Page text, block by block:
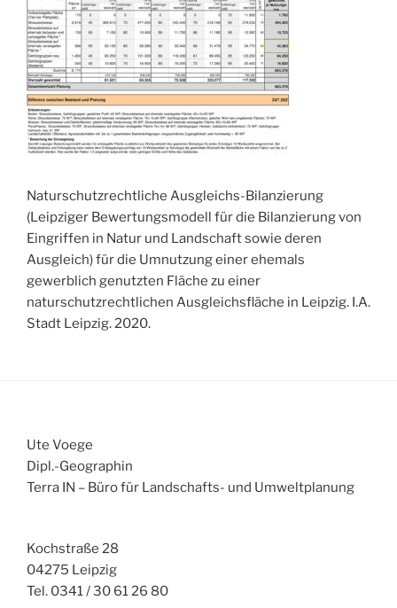
Naturschutzrechtliche Ausgleichs-Bilanzierung
(Leipziger Bewertungsmodell für die Bilanzierung von
Eingriffen in Natur und Landschaft sowie deren
Ausgleich) für die Umnutzung einer ehemals
gewerblich genutzten Fläche zu einer
naturschutzrechtlichen Ausgleichsfläche in Leipzig. I.A.
Stadt Leipzig. 2020.
Ute Voege
Dipl.-Geographin
Terra IN – Büro für Landschafts- und Umweltplanung
Kochstraße 28
04275 Leipzig
Tel. 0341 / 30 61 26 80